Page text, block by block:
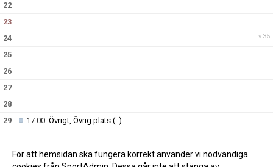
22
23
v.35
24
25
26
27
28
29
17:00 Övrigt, Övrig plats (..)
För att hemsidan ska fungera korrekt använder vi nödvändiga